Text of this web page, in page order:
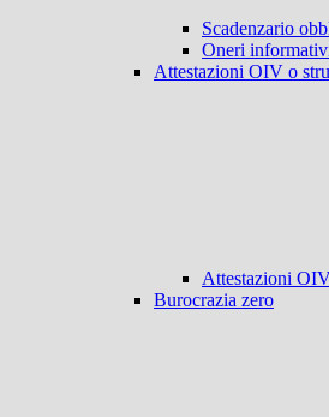
Scadenzario
Oneri
Attestazioni OIV o
Attestazioni
Burocrazia zero